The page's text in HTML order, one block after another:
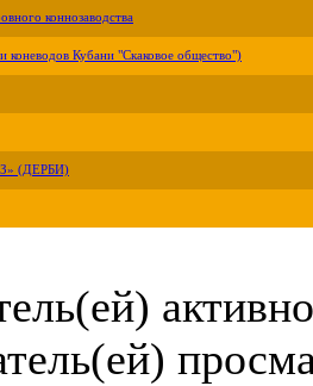
коннозаводства
Кубани "Скаковое общество")
(ДЕРБИ)
активно